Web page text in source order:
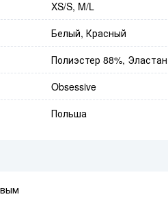
XS/S, M/L
Белый, Красный
Полиэстер 88%,
Obsessive
Польша